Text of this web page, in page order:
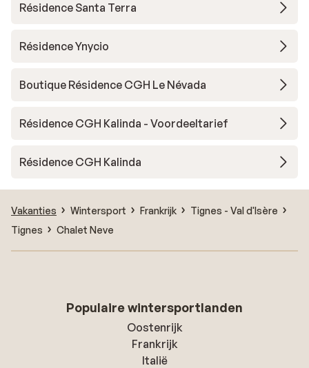
Résidence Santa Terra
Résidence Ynycio
Boutique Résidence CGH Le Névada
Résidence CGH Kalinda - Voordeeltarief
Résidence CGH Kalinda
Vakanties Wintersport Frankrijk
Tignes - Val d'Isère
Tignes
Chalet Neve
Populaire wintersportlanden
Oostenrijk
Frankrijk
Italië